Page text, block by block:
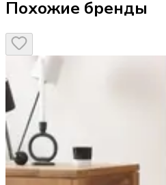
Похожие бренды